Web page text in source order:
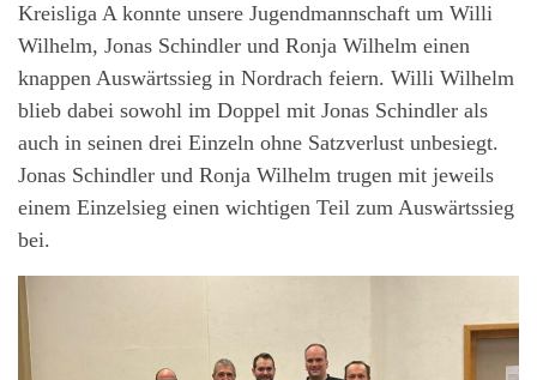
Kreisliga A konnte unsere Jugendmannschaft um Willi
Wilhelm, Jonas Schindler und Ronja Wilhelm einen
knappen Auswärtssieg in Nordrach feiern. Willi Wilhelm
blieb dabei sowohl im Doppel mit Jonas Schindler als
auch in seinen drei Einzeln ohne Satzverlust unbesiegt.
Jonas Schindler und Ronja Wilhelm trugen mit jeweils
einem Einzelsieg einen wichtigen Teil zum Auswärtssieg
bei.